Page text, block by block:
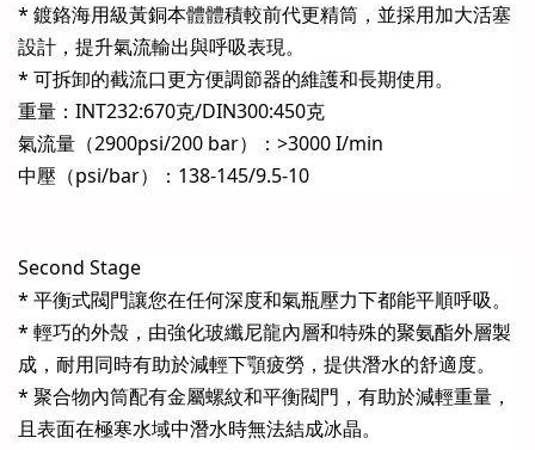
* 鍍鉻海用級黃銅本體體積較前代更精筒，並採用加大活塞
設計，提升氣流輸出與呼吸表現。
* 可拆卸的截流口更方便調節器的維護和長期使用。
重量：INT232:670克/DIN300:450克
氣流量（2900psi/200 bar）：>3000 I/min
中壓（psi/bar）：138-145/9.5-10
Second Stage
* 平衡式閥門讓您在任何深度和氣瓶壓力下都能平順呼吸。
* 輕巧的外殼，由強化玻纖尼龍內層和特殊的聚氨酯外層製
成，耐用同時有助於減輕下顎疲勞，提供潛水的舒適度。
* 聚合物內筒配有金屬螺紋和平衡閥門，有助於減輕重量，
且表面在極寒水域中潛水時無法結成冰晶。